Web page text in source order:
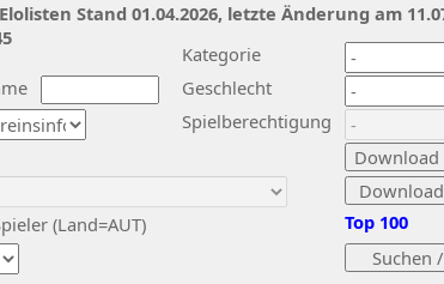
Kategorie
Geschlecht
(Land=AUT)
Spielberechtigung
Top 100
Stand 01.04.2026, letzte Änderung am